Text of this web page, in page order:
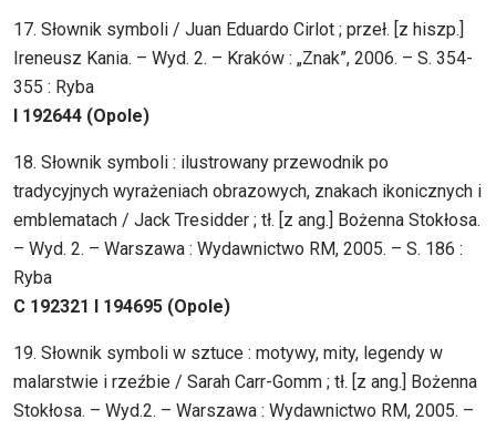
17. Słownik symboli / Juan Eduardo Cirlot ; przeł. [z hiszp.]
Ireneusz Kania. – Wyd. 2. – Kraków : „Znak”, 2006. – S. 354-
355 : Ryba
I 192644 (Opole)
18. Słownik symboli : ilustrowany przewodnik po
tradycyjnych wyrażeniach obrazowych, znakach ikonicznych i
emblematach / Jack Tresidder ; tł. [z ang.] Bożenna Stokłosa.
– Wyd. 2. – Warszawa : Wydawnictwo RM, 2005. – S. 186 :
Ryba
C 192321 I 194695 (Opole)
19. Słownik symboli w sztuce : motywy, mity, legendy w
malarstwie i rzeźbie / Sarah Carr-Gomm ; tł. [z ang.] Bożenna
Stokłosa. – Wyd.2. – Warszawa : Wydawnictwo RM, 2005. –